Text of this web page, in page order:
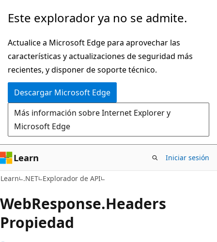
Ir
contenido
principal
Ir
la
navegación
en
la
página
Este explorador ya no se admite.
Actualice a Microsoft Edge para aprovechar las
características y actualizaciones de seguridad más
recientes, y disponer de soporte técnico.
Descargar Microsoft Edge
Más información sobre Internet Explorer y
Microsoft Edge
Learn Iniciar sesión
Learn .NET Explorador de API
WebResponse.Headers
Propiedad